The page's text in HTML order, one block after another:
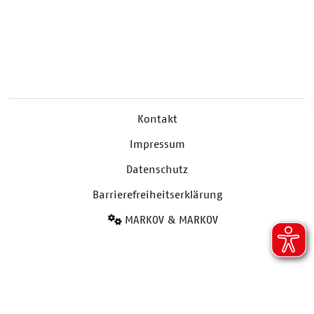
Kontakt
Impressum
Datenschutz
Barrierefreiheitserklärung
MARKOV & MARKOV